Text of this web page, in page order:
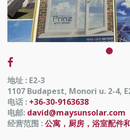
地址 : E2-3
1107 Budapest, Monori u. 2-4,
电话 : +36-30-9163638
电邮: david@maysunsolar.com
经营范围 :公寓，厨房，浴室配件